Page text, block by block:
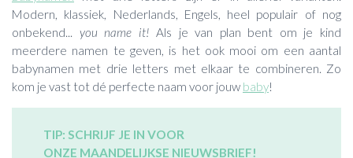
Modern, klassiek, Nederlands, Engels, heel populair of nog
onbekend... you name it! Als je van plan bent om je kind
meerdere namen te geven, is het ook mooi om een aantal
babynamen met drie letters met elkaar te combineren. Zo
kom je vast tot dé perfecte naam voor jouw baby!
TIP: SCHRIJF JE IN VOOR
ONZE MAANDELIJKSE NIEUWSBRIEF!